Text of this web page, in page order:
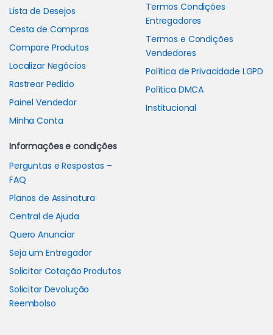
Lista de Desejos
Cesta de Compras
Compare Produtos
Localizar Negócios
Rastrear Pedido
Painel Vendedor
Minha Conta
Termos Condições
Entregadores
Termos e Condições
Vendedores
Política de Privacidade LGPD
Política DMCA
Institucional
Informações e condições
Perguntas e Respostas –
FAQ
Planos de Assinatura
Central de Ajuda
Quero Anunciar
Seja um Entregador
Solicitar Cotação Produtos
Solicitar Devolução
Reembolso